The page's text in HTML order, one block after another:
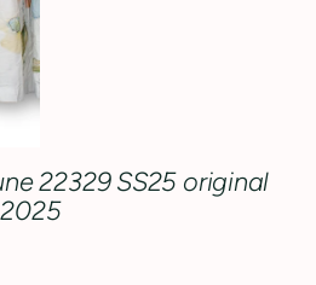
22329 SS25 original